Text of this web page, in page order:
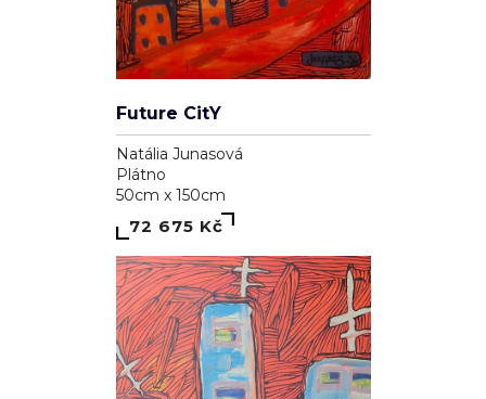
Future CitY
Natália Junasová
Plátno
50cm x 150cm
72 675 Kč